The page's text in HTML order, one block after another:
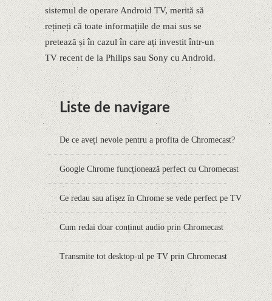
sistemul de operare Android TV, merită să
rețineți că toate informațiile de mai sus se
pretează și în cazul în care ați investit într-un
TV recent de la Philips sau Sony cu Android.
Liste de navigare
De ce aveți nevoie pentru a profita de Chromecast?
Google Chrome funcționează perfect cu Chromecast
Ce redau sau afișez în Chrome se vede perfect pe TV
Cum redai doar conținut audio prin Chromecast
Transmite tot desktop-ul pe TV prin Chromecast